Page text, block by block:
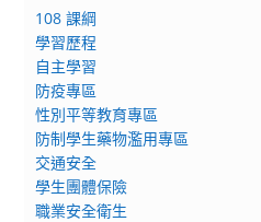
108 課綱
學習歷程
自主學習
防疫專區
性別平等教育專區
防制學生藥物濫用專區
交通安全
學生團體保險
職業安全衛生